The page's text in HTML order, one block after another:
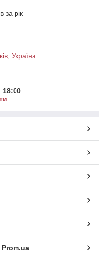
за рік
Україна
18:00
Prom.ua